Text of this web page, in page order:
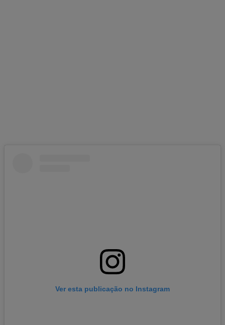
Ver esta publicação no Instagram